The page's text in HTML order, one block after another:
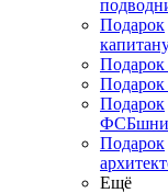
Подарок
Подарок
Подарок
Подарок
Подарок
Ещё